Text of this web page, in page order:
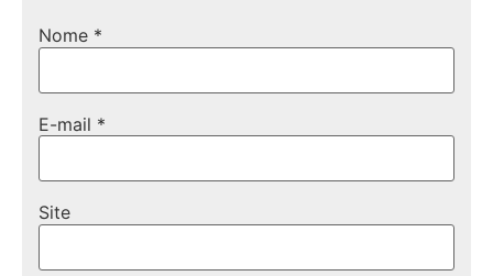
Nome *
E-mail *
Site